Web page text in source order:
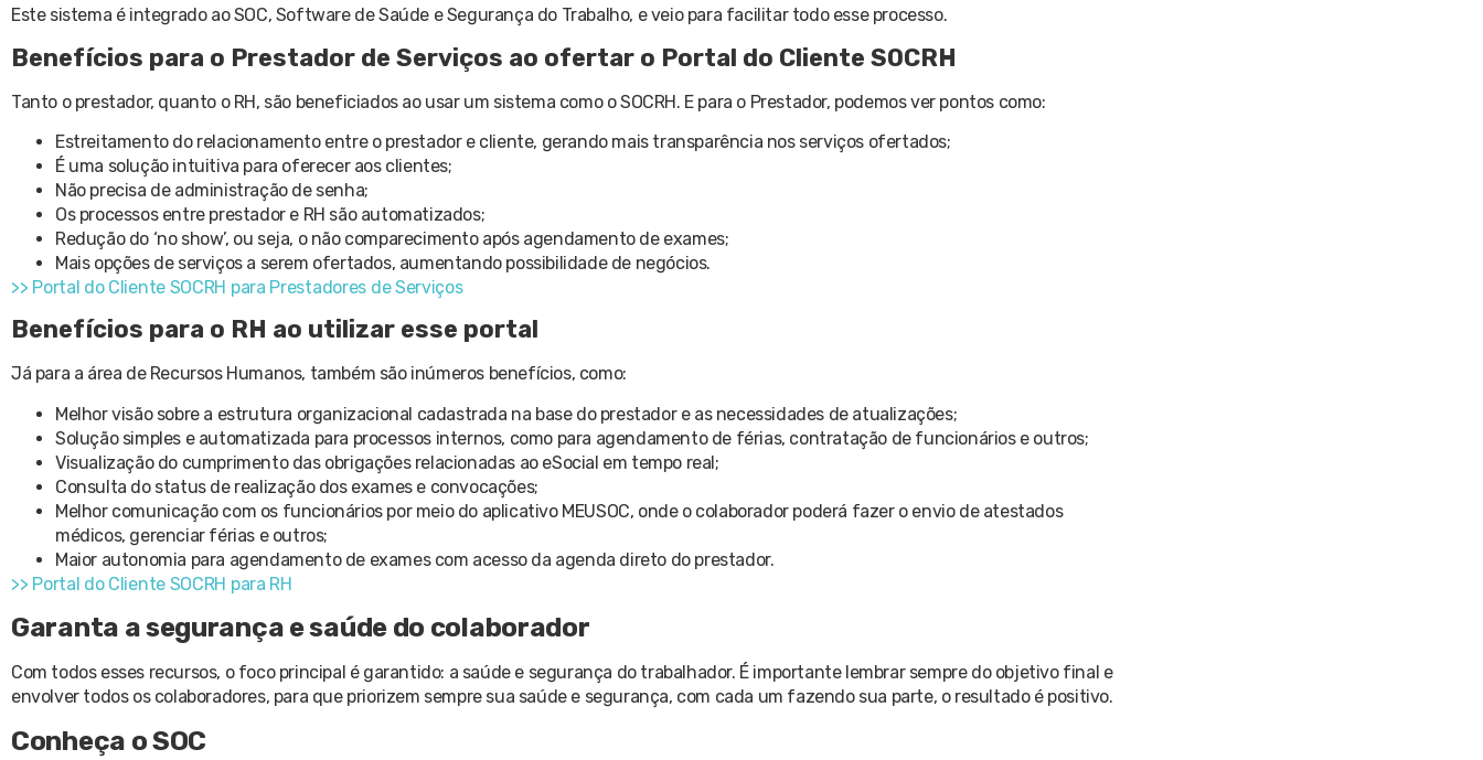
Este sistema é integrado ao SOC, Software de Saúde e Segurança do Trabalho, e veio para facilitar todo esse processo.
Benefícios para o Prestador de Serviços ao ofertar o Portal do Cliente SOCRH
Tanto o prestador, quanto o RH, são beneficiados ao usar um sistema como o SOCRH. E para o Prestador, podemos ver pontos como:
Estreitamento do relacionamento entre o prestador e cliente, gerando mais transparência nos serviços ofertados;
É uma solução intuitiva para oferecer aos clientes;
Não precisa de administração de senha;
Os processos entre prestador e RH são automatizados;
Redução do ‘no show’, ou seja, o não comparecimento após agendamento de exames;
Mais opções de serviços a serem ofertados, aumentando possibilidade de negócios.
>> Portal do Cliente SOCRH para Prestadores de Serviços
Benefícios para o RH ao utilizar esse portal
Já para a área de Recursos Humanos, também são inúmeros benefícios, como:
Melhor visão sobre a estrutura organizacional cadastrada na base do prestador e as necessidades de atualizações;
Solução simples e automatizada para processos internos, como para agendamento de férias, contratação de funcionários e outros;
Visualização do cumprimento das obrigações relacionadas ao eSocial em tempo real;
Consulta do status de realização dos exames e convocações;
Melhor comunicação com os funcionários por meio do aplicativo MEUSOC, onde o colaborador poderá fazer o envio de atestados
médicos, gerenciar férias e outros;
Maior autonomia para agendamento de exames com acesso da agenda direto do prestador.
>> Portal do Cliente SOCRH para RH
Garanta a segurança e saúde do colaborador
Com todos esses recursos, o foco principal é garantido: a saúde e segurança do trabalhador. É importante lembrar sempre do objetivo final e
envolver todos os colaboradores, para que priorizem sempre sua saúde e segurança, com cada um fazendo sua parte, o resultado é positivo.
Conheça o SOC